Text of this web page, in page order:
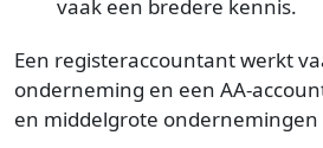
vaak een bredere kennis.
Een registeraccountant werkt
onderneming en een AA-
en middelgrote